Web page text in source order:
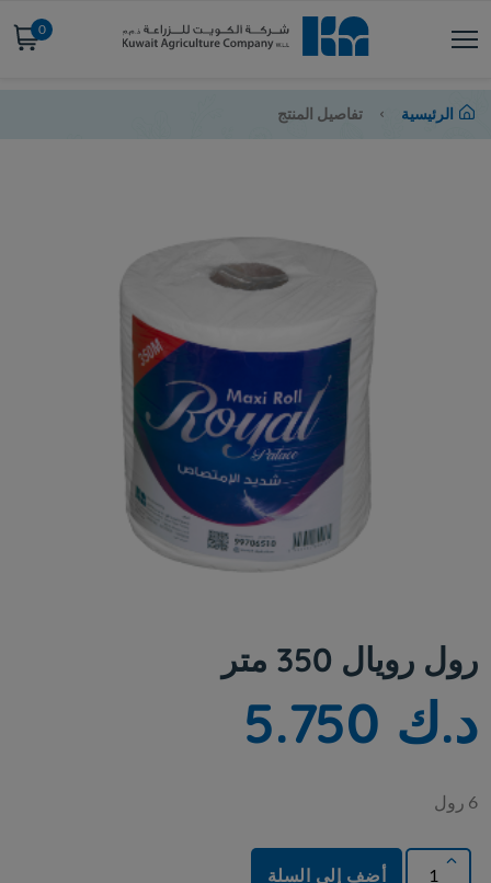
0
الرئيسية تفاصيل المنتج
رول رويال 350 متر
د.ك 5.750
6 رول
أضف إلى السلة